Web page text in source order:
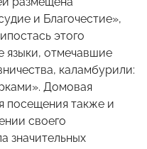
и Благочестие»,
этого
языки, отмечавшие
каламбурили:
Домовая
посещения также и
своего
значительных